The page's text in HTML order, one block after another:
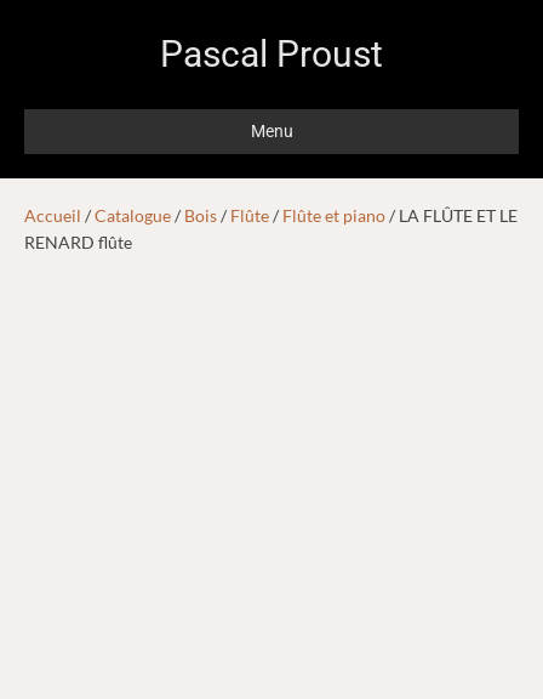
Pascal Proust
Menu
Accueil /Catalogue/ Bois/ Flûte/ Flûte et piano/ LA FLÛTE ET LE
RENARD flûte